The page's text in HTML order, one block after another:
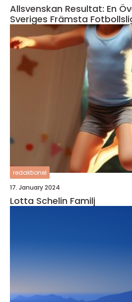
Allsvenskan Resultat: En
Sveriges Främsta
redaktionel
17. January 2024
Lotta Schelin Familj